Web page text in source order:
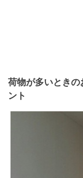
荷物が多いとき
ント